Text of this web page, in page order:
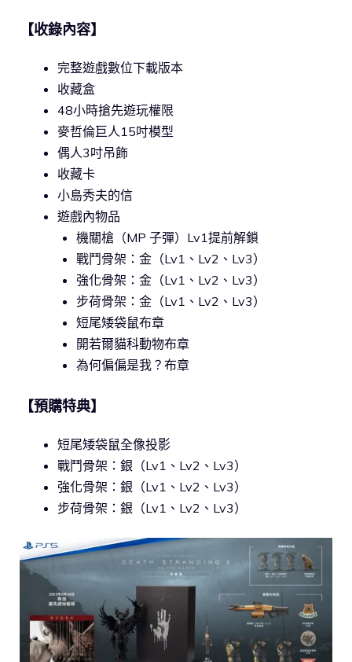
【收錄內容】
完整遊戲數位下載版本
收藏盒
48小時搶先遊玩權限
麥哲倫巨人15吋模型
偶人3吋吊飾
收藏卡
小島秀夫的信
遊戲內物品
機關槍（MP 子彈）Lv1提前解鎖
戰鬥骨架：金（Lv1、Lv2、Lv3）
強化骨架：金（Lv1、Lv2、Lv3）
步荷骨架：金（Lv1、Lv2、Lv3）
短尾矮袋鼠布章
開若爾貓科動物布章
為何偏偏是我？布章
【預購特典】
短尾矮袋鼠全像投影
戰鬥骨架：銀（Lv1、Lv2、Lv3）
強化骨架：銀（Lv1、Lv2、Lv3）
步荷骨架：銀（Lv1、Lv2、Lv3）